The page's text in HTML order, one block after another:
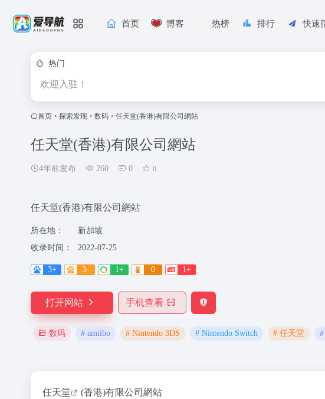
首页 博客 热榜 排行 快速
热门
欢迎入驻！
首页 • 探索发现 • 数码 • 任天堂(香港)有限公司網站
任天堂(香港)有限公司網站
4年前发布 260 0 0
任天堂(香港)有限公司網站
所在地：
新加坡
收录时间：
2022-07-25
3+ 3- 1+ 0 1+
打开网站 手机查看
数码 # amiibo # Nintendo 3DS # Nintendo Switch # 任天堂
任天堂 (香港)有限公司網站